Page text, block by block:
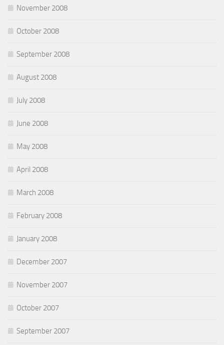
November 2008
October 2008
September 2008
August 2008
July 2008
June 2008
May 2008
April 2008
March 2008
February 2008
January 2008
December 2007
November 2007
October 2007
September 2007